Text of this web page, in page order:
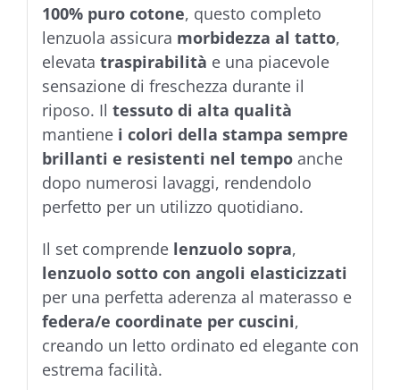
100% puro cotone, questo completo
lenzuola assicura morbidezza al tatto,
elevata traspirabilità e una piacevole
sensazione di freschezza durante il
riposo. Il tessuto di alta qualità
mantiene i colori della stampa sempre
brillanti e resistenti nel tempoanche
dopo numerosi lavaggi, rendendolo
perfetto per un utilizzo quotidiano.
Il set comprende lenzuolo sopra,
lenzuolo sotto con angoli elasticizzati
per una perfetta aderenza al materasso e
federa/e coordinate per cuscini,
creando un letto ordinato ed elegante con
estrema facilità.